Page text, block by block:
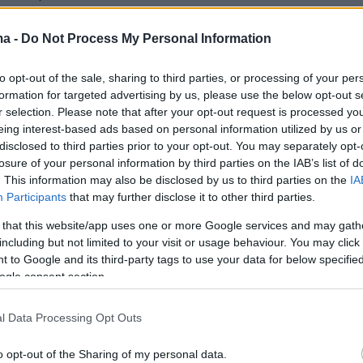
- Do Not Process My Personal Information
opt-out of the sale, sharing to third parties, or processing of your
for targeted advertising by us, please use the below opt-out
selection. Please note that after your opt-out request is processed
interest-based ads based on personal information utilized by us
to third parties prior to your opt-out. You may separately
of your personal information by third parties on the IAB’s list of
This information may also be disclosed by us to third parties on the
Participants that may further disclose it to other third parties.
that this website/app uses one or more Google services and may
but not limited to your visit or usage behaviour. You may
to Google and its third-party tags to use your data for below
consent section.
Data Processing Opt Outs
opt-out of the Sharing of my personal data.
ότι αντέδρασαν με πολύ μεγάλη ψυχραιμία